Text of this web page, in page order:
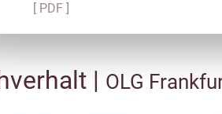
[ PDF ]
| OLG